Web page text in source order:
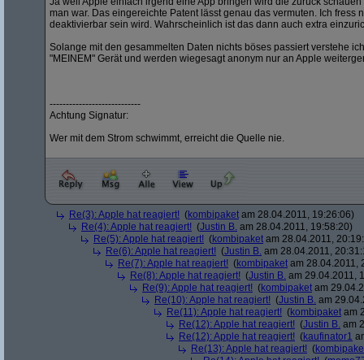
man war. Das eingereichte Patent lässt genau das vermuten. Ich fress
deaktivierbar sein wird. Wahrscheinlich ist das dann auch extra
Solange mit den gesammelten Daten nichts böses passiert verstehe
"MEINEM" Gerät und werden wiegesagt anonym nur an Apple
----------------------------
Achtung Signatur:
Wer mit dem Strom schwimmt, erreicht die Quelle nie.
Re(3): Apple hat reagiert! (kombipaket am 28.04.2011, 19:26:06)
Re(4): Apple hat reagiert! (Justin B. am 28.04.2011, 19:58:20)
Re(5): Apple hat reagiert! (kombipaket am 28.04.2011,
Re(6): Apple hat reagiert! (Justin B. am 28.04.2011,
Re(7): Apple hat reagiert! (kombipaket am 28.04.2011,
Re(8): Apple hat reagiert! (Justin B. am 29.04.2011,
Re(9): Apple hat reagiert! (kombipaket am
Re(10): Apple hat reagiert! (Justin B. am
Re(11): Apple hat reagiert! (kombipaket am
Re(12): Apple hat reagiert! (Justin B. am
Re(12): Apple hat reagiert! (kaufinator1
Re(13): Apple hat reagiert! (